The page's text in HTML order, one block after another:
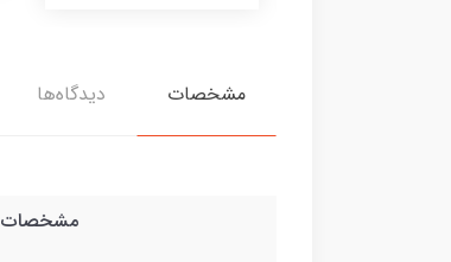
مشخصات دیدگاه‌ها
مشخصات